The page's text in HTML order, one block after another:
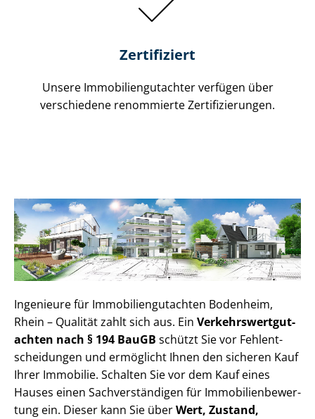
Zertifiziert
Unsere Immobilien­gutachter verfügen über
verschiedene renommierte Zer­ti­fi­zie­run­gen.
Ingenieure für Im­mo­bi­li­en­gut­ach­ten Bodenheim,
Rhein – Qualität zahlt sich aus. Ein Ver­kehrs­wert­gut­
ach­ten nach § 194 BauGB schützt Sie vor Fehl­ent­
schei­dun­gen und ermöglicht Ihnen den sicheren Kauf
Ihrer Immobilie. Schalten Sie vor dem Kauf eines
Hauses einen Sach­ver­stän­di­gen für Im­mo­bi­li­en­be­wer­
tung ein. Dieser kann Sie überWert, Zustand,